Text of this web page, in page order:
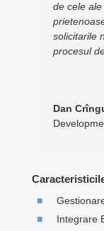
de cele
solicitarile
procesul
Dan
Integrare